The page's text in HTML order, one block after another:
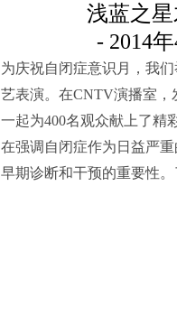
浅蓝之
- 2014
为庆祝自闭症意识月，我
艺表演。在CNTV演播室，
一起为400名观众献上了精
在强调自闭症作为日益严
早期诊断和干预的重要性